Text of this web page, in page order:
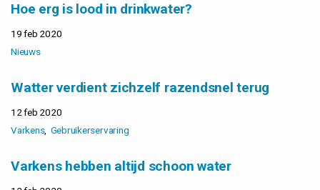
Hoe erg is lood in drinkwater?
19 feb 2020
Nieuws
Watter verdient zichzelf razendsnel terug
12 feb 2020
Varkens Gebruikerservaring
Varkens hebben altijd schoon water